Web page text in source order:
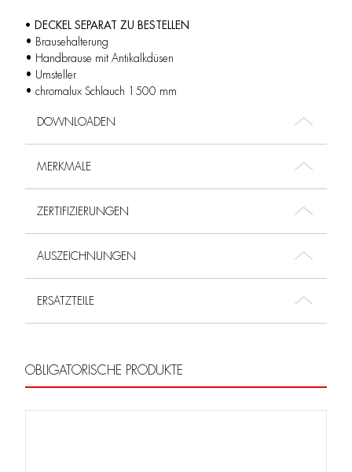
• DECKEL SEPARAT ZU BESTELLEN
• Brausehalterung
• Handbrause mit Antikalkdüsen
• Umsteller
• chromalux Schlauch 1500 mm
DOWNLOADEN
MERKMALE
ZERTIFIZIERUNGEN
AUSZEICHNUNGEN
ERSATZTEILE
OBLIGATORISCHE PRODUKTE